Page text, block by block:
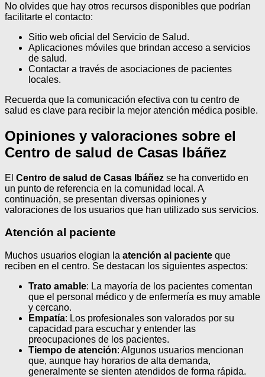
No olvides que hay otros recursos disponibles que podrían
facilitarte el contacto:
Sitio web oficial del Servicio de Salud.
Aplicaciones móviles que brindan acceso a servicios
de salud.
Contactar a través de asociaciones de pacientes
locales.
Recuerda que la comunicación efectiva con tu centro de
salud es clave para recibir la mejor atención médica posible.
Opiniones y valoraciones sobre el
Centro de salud de Casas Ibáñez
El Centro de salud de Casas Ibáñez se ha convertido en
un punto de referencia en la comunidad local. A
continuación, se presentan diversas opiniones y
valoraciones de los usuarios que han utilizado sus servicios.
Atención al paciente
Muchos usuarios elogian la atención al paciente que
reciben en el centro. Se destacan los siguientes aspectos:
Trato amable: La mayoría de los pacientes comentan
que el personal médico y de enfermería es muy amable
y cercano.
Empatía: Los profesionales son valorados por su
capacidad para escuchar y entender las
preocupaciones de los pacientes.
Tiempo de atención: Algunos usuarios mencionan
que, aunque hay horarios de alta demanda,
generalmente se sienten atendidos de forma rápida.